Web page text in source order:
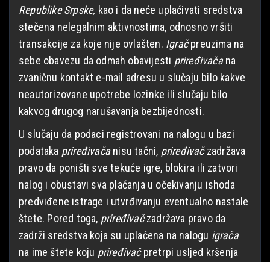
Republike Srpske, kao i da neće uplaćivati sredstva
stečena nelegalnim aktivnostima, odnosno vršiti
transakcije za koje nije ovlašten. Igračpreuzima na
sebe obavezu da odmah obavijesti priređivačana
zvaničnu kontakt e-mail adresu u slučaju bilo kakve
neautorizovane upotrebe lozinke ili slučaju bilo
kakvog drugog narušavanja bezbijednosti.
U slučaju da podaci registrovani na nalogu u bazi
podataka priređivačanisu tačni, priređivačzadržava
pravo da poništi sve tekuće igre, blokira ili zatvori
nalog i obustavi sva plaćanja u očekivanju ishoda
predviđene istrage i utvrđivanju eventualno nastale
štete. Pored toga, priređivačzadržava pravo da
zadrži sredstva koja su uplaćena na nalogu igrača
na ime štete koju priređivačpretrpi usljed kršenja